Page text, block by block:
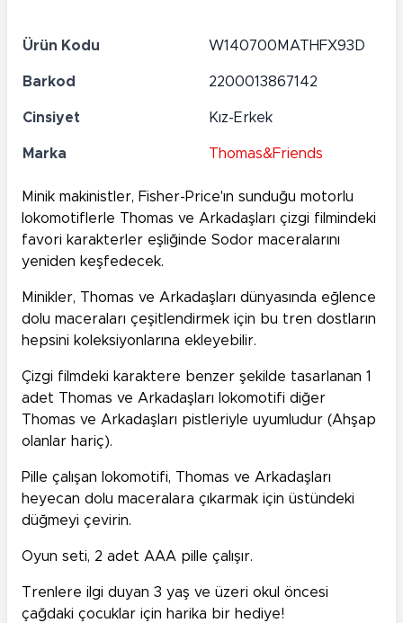
Ürün Kodu W140700MATHFX93D
Barkod 2200013867142
Cinsiyet Kız-Erkek
Marka Thomas&Friends
Minik makinistler, Fisher-Price'ın sunduğu motorlu
lokomotiflerle Thomas ve Arkadaşları çizgi filmindeki
favori karakterler eşliğinde Sodor maceralarını
yeniden keşfedecek.
Minikler, Thomas ve Arkadaşları dünyasında eğlence
dolu maceraları çeşitlendirmek için bu tren dostların
hepsini koleksiyonlarına ekleyebilir.
Çizgi filmdeki karaktere benzer şekilde tasarlanan 1
adet Thomas ve Arkadaşları lokomotifi diğer
Thomas ve Arkadaşları pistleriyle uyumludur (Ahşap
olanlar hariç).
Pille çalışan lokomotifi, Thomas ve Arkadaşları
heyecan dolu maceralara çıkarmak için üstündeki
düğmeyi çevirin.
Oyun seti, 2 adet AAA pille çalışır.
Trenlere ilgi duyan 3 yaş ve üzeri okul öncesi
çağdaki çocuklar için harika bir hediye!